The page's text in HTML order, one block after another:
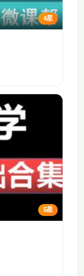
排学习时
用能力的培
助学员在真实
4星
5星